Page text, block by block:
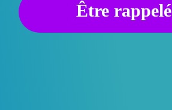
Être rappelé